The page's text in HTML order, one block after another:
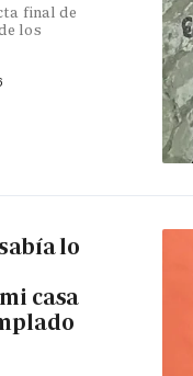
final de
los
lo
casa